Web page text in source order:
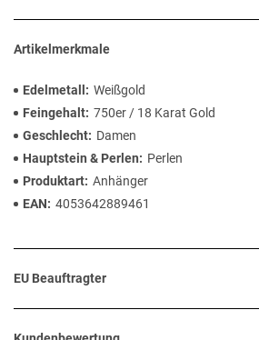
Artikelmerkmale
Edelmetall
Weißgold
Feingehalt 750er / 18 Karat Gold
Geschlecht
Damen
Hauptstein & Perlen
Perlen
Produktart Anhänger
EAN
4053642889461
EU Beauftragter